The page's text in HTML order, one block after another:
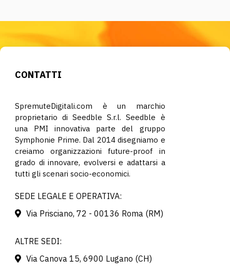
CONTATTI
SpremuteDigitali.com è un marchio
proprietario di Seedble S.r.l. Seedble è
una PMI innovativa parte del gruppo
Symphonie Prime. Dal 2014 disegniamo e
creiamo organizzazioni future-proof in
grado di innovare, evolversi e adattarsi a
tutti gli scenari socio-economici.
SEDE LEGALE E OPERATIVA:
Via Prisciano, 72 - 00136 Roma (RM)
ALTRE SEDI:
Via Canova 15, 6900 Lugano (CH)